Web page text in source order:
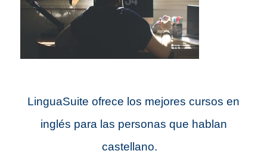
LinguaSuite ofrece los mejores cursos en
inglés para las personas que hablan
castellano.